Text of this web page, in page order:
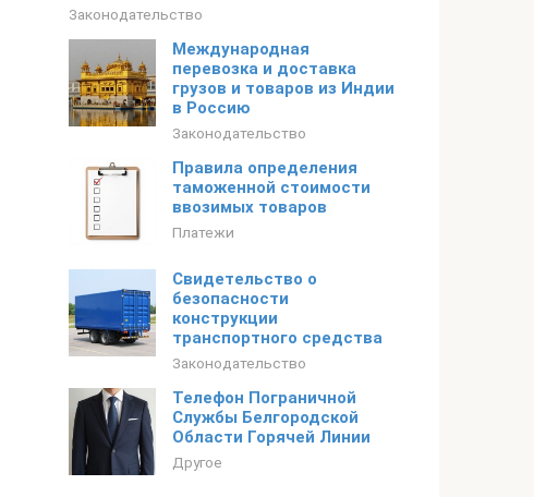
Законодательство
Международная
перевозка и доставка
грузов и товаров из Индии
в Россию
Законодательство
Правила определения
таможенной стоимости
ввозимых товаров
Платежи
Свидетельство о
безопасности
конструкции
транспортного средства
Законодательство
Телефон Пограничной
Службы Белгородской
Области Горячей Линии
Другое